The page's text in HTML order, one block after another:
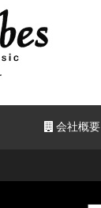
会社概要